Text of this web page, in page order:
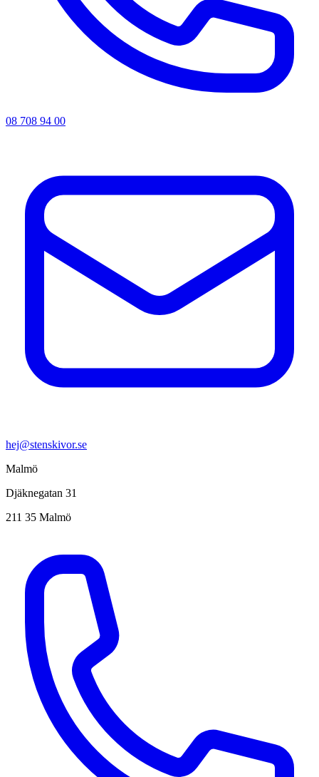
08 708 94 00
hej@stenskivor.se
Malmö
Djäknegatan 31
211 35 Malmö